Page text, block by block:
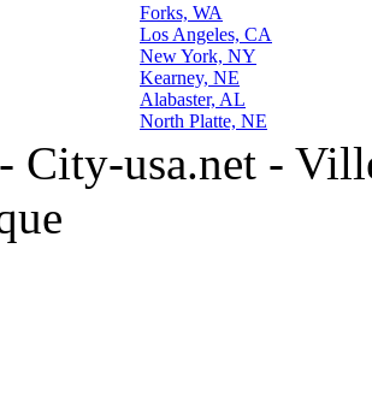
Forks, WA
Los Angeles, CA
New York, NY
Kearney, NE
Alabaster, AL
North Platte, NE
City-usa.net -